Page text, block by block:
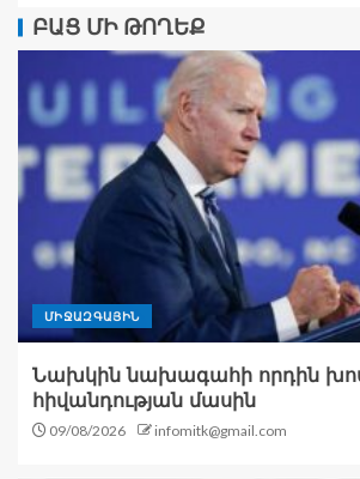
ԲԱՑ ՄԻ ԹՈՂԵՔ
ՄԻՋԱԶԳԱՅԻՆ
Նախկին նախագահի որդին
հիվանդության մասին
09/08/2026 infomitk@gmail.com